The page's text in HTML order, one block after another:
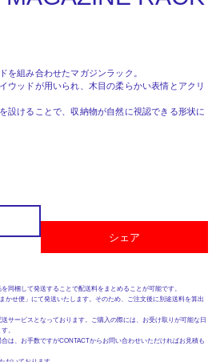
を組み合わせたマガジンラック。
ウッドが用いられ、木目の柔らかい表情とアクリ
設けることで、収納物が自然に視認できる形状に
シェア
同梱して発送することで配送料をまとめることが可能です。
かせ便」にて発送いたします。そのため、ご注文後に別途送料を算出
サービスとなっております。ご購入の際には、お受け取りが可能な日
。
は、お手数ですがCONTACTからお問い合わせいただければお見積も